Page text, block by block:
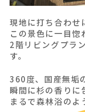
現地に打ち合わせ
この景色に一目惚
2階リビングプラ
す。
360度、国産無垢
瞬間に杉の香りに
まるで森林浴のよ